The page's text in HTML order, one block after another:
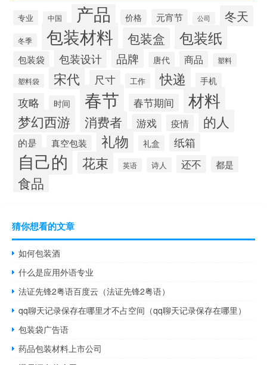
专业 中国 产品 价格 元宵节 公司 冬天
冬季 包装材料 包装盒 包装纸
包装袋 包装设计 品牌 唐代 商品 塑料
塑料袋 宋代 尺寸 工作 快递 手机
攻略 时间 春节 春节期间 材料
梦幻西游 消费者 游戏 疫情 的人
的是 真空包装 礼物 礼盒 纸箱
自己的 花束 英语 诗人 还不 都是
食品
猜你想看的文章
如何包装酒
什么是应用外语专业
法证先锋2粤语百度云（法证先锋2粤语）
qq聊天记录保存在哪里才不占空间（qq聊天记录保存在哪里）
包装袋广告语
药品包装材料上市公司